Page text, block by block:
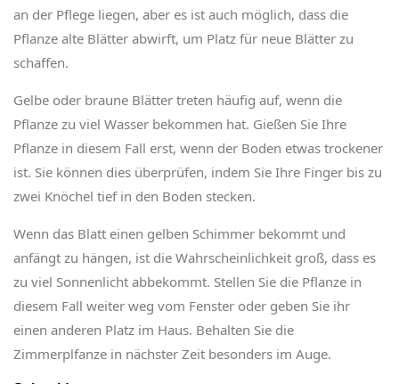
an der Pflege liegen, aber es ist auch möglich, dass die
Pflanze alte Blätter abwirft, um Platz für neue Blätter zu
schaffen.
Gelbe oder braune Blätter treten häufig auf, wenn die
Pflanze zu viel Wasser bekommen hat. Gießen Sie Ihre
Pflanze in diesem Fall erst, wenn der Boden etwas trockener
ist. Sie können dies überprüfen, indem Sie Ihre Finger bis zu
zwei Knöchel tief in den Boden stecken.
Wenn das Blatt einen gelben Schimmer bekommt und
anfängt zu hängen, ist die Wahrscheinlichkeit groß, dass es
zu viel Sonnenlicht abbekommt. Stellen Sie die Pflanze in
diesem Fall weiter weg vom Fenster oder geben Sie ihr
einen anderen Platz im Haus. Behalten Sie die
Zimmerplfanze in nächster Zeit besonders im Auge.